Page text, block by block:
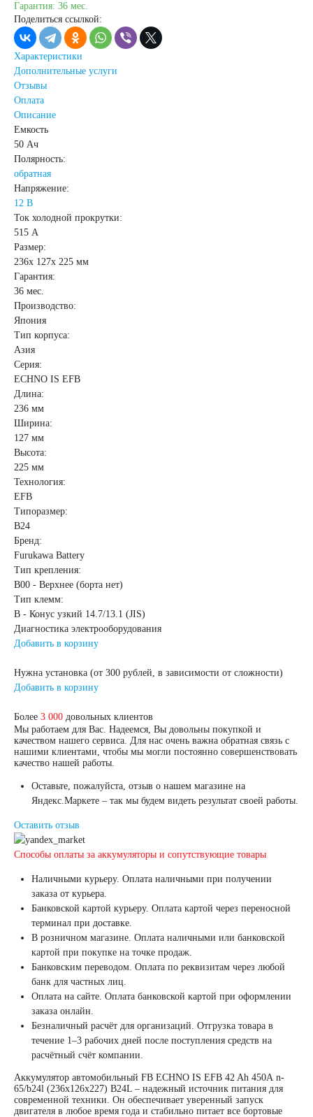
80 А/ч
84 А/ч 85 А/ч
132 А/ч
145 А/ч
150 А/ч
172 А/ч
180 А/ч
185 А/ч
200 А/ч
210 А/ч
220 А/ч
225 А/ч
235 А/ч
Гарантия: 36 мес.
Поделиться ссылкой:
Характеристики
Дополнительные услуги
Отзывы
Оплата
Описание
Емкость
50 Ач
Полярность:
обратная
Напряжение:
12 В
Ток холодной прокрутки:
515 А
Размер:
236x 127x 225 мм
Гарантия:
36 мес.
Производство:
Япония
Тип корпуса:
Азия
Серия:
ECHNO IS EFB
Длина:
236 мм
Ширина:
127 мм
Высота:
225 мм
Технология:
EFB
Типоразмер:
B24
Бренд:
Furukawa Battery
Тип крепления:
B00 - Верхнее (борта нет)
Тип клемм:
B - Конус узкий 14.7/13.1 (JIS)
Диагностика электрооборудования
Добавить в корзину
Нужна установка (от 300 рублей, в зависимости от сложности)
Добавить в корзину
Более 3 000 довольных клиентов
Мы работаем для Вас. Надеемся, Вы довольны покупкой и
качеством нашего сервиса. Для нас очень важна обратная связь с
нашими клиентами, чтобы мы могли постоянно совершенствовать
качество нашей работы.
Оставьте, пожалуйста, отзыв о нашем магазине на
Яндекс.Маркете – так мы будем видеть результат своей работы.
Оставить отзыв
Способы оплаты за аккумуляторы и сопутствующие товары
Наличными курьеру. Оплата наличными при получении
заказа от курьера.
Банковской картой курьеру. Оплата картой через переносной
терминал при доставке.
В розничном магазине. Оплата наличными или банковской
картой при покупке на точке продаж.
Банковским переводом. Оплата по реквизитам через любой
банк для частных лиц.
Оплата на сайте. Оплата банковской картой при оформлении
заказа онлайн.
Безналичный расчёт для организаций. Отгрузка товара в
течение 1–3 рабочих дней после поступления средств на
расчётный счёт компании.
Аккумулятор автомобильный FB ECHNO IS EFB 42 Ah 450А n-
65/b24l (236х126х227) B24L – надежный источник питания для
современной техники. Он обеспечивает уверенный запуск
двигателя в любое время года и стабильно питает все бортовые